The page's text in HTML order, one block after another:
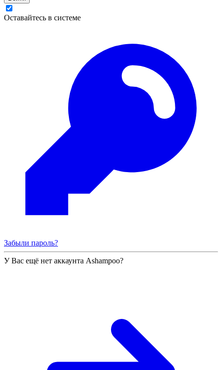
Оставайтесь в системе
Забыли пароль?
У Вас ещё нет аккаунта Ashampoo?